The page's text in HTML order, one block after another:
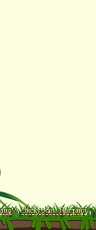
Экскурсии Паттайя